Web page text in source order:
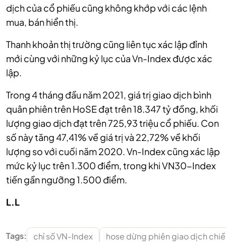
dịch của cổ phiếu cũng không khớp với các lệnh
mua, bán hiển thị.
Thanh khoản thị trường cũng liên tục xác lập đỉnh
mới cùng với những kỷ lục của Vn-Index được xác
lập.
Trong 4 tháng đầu năm 2021, giá trị giao dịch bình
quân phiên trên HoSE đạt trên 18.347 tỷ đồng, khối
lượng giao dịch đạt trên 725,93 triệu cổ phiếu. Con
số này tăng 47,41% về giá trị và 22,72% về khối
lượng so với cuối năm 2020. Vn-Index cũng xác lập
mức kỷ lục trên 1.300 điểm, trong khi VN30-Index
tiến gần ngưỡng 1.500 điểm.
L.L
Tags: chỉ số VN-Index hose dừng phiên giao dịch